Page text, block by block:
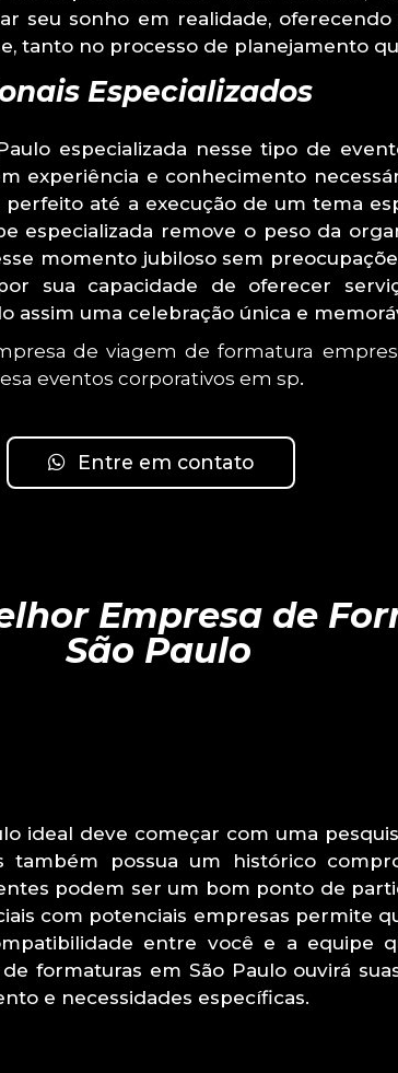
seu sonho em realidade,
tanto no processo de planejamento
Especializados
especializada nesse tipo de
experiência e conhecimento
até a execução de um tema
especializada remove o peso da
momento jubiloso sem
sua capacidade de oferecer
assim uma celebração única e
de viagem de formatura
eventos corporativos em sp.
Entre em contato
Empresa de
São Paulo
ideal deve começar com uma
possua um histórico
podem ser um bom ponto de
com potenciais empresas permite
entre você e a equipe
formaturas em São Paulo ouvirá
e necessidades específicas.